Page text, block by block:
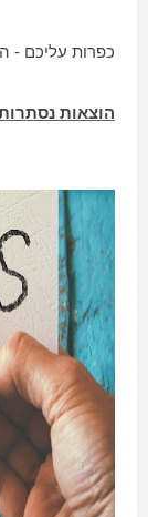
כפרות עליכם -
הוצאות